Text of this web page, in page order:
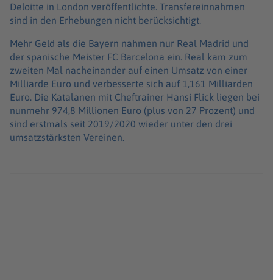
Deloitte in London veröffentlichte. Transfereinnahmen
sind in den Erhebungen nicht berücksichtigt.
Mehr Geld als die Bayern nahmen nur Real Madrid und
der spanische Meister FC Barcelona ein. Real kam zum
zweiten Mal nacheinander auf einen Umsatz von einer
Milliarde Euro und verbesserte sich auf 1,161 Milliarden
Euro. Die Katalanen mit Cheftrainer Hansi Flick liegen bei
nunmehr 974,8 Millionen Euro (plus von 27 Prozent) und
sind erstmals seit 2019/2020 wieder unter den drei
umsatzstärksten Vereinen.